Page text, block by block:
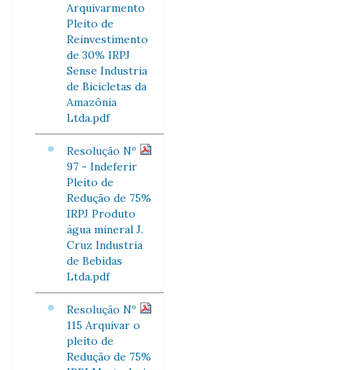
Arquivarmento
Pleito de
Reinvestimento
de 30% IRPJ
Sense Industria
de Bicicletas da
Amazônia
Ltda.pdf
Resolução Nº
97 - Indeferir
Pleito de
Redução de 75%
IRPJ Produto
água mineral J.
Cruz Industria
de Bebidas
Ltda.pdf
Resolução Nº
115 Arquivar o
pleito de
Redução de 75%